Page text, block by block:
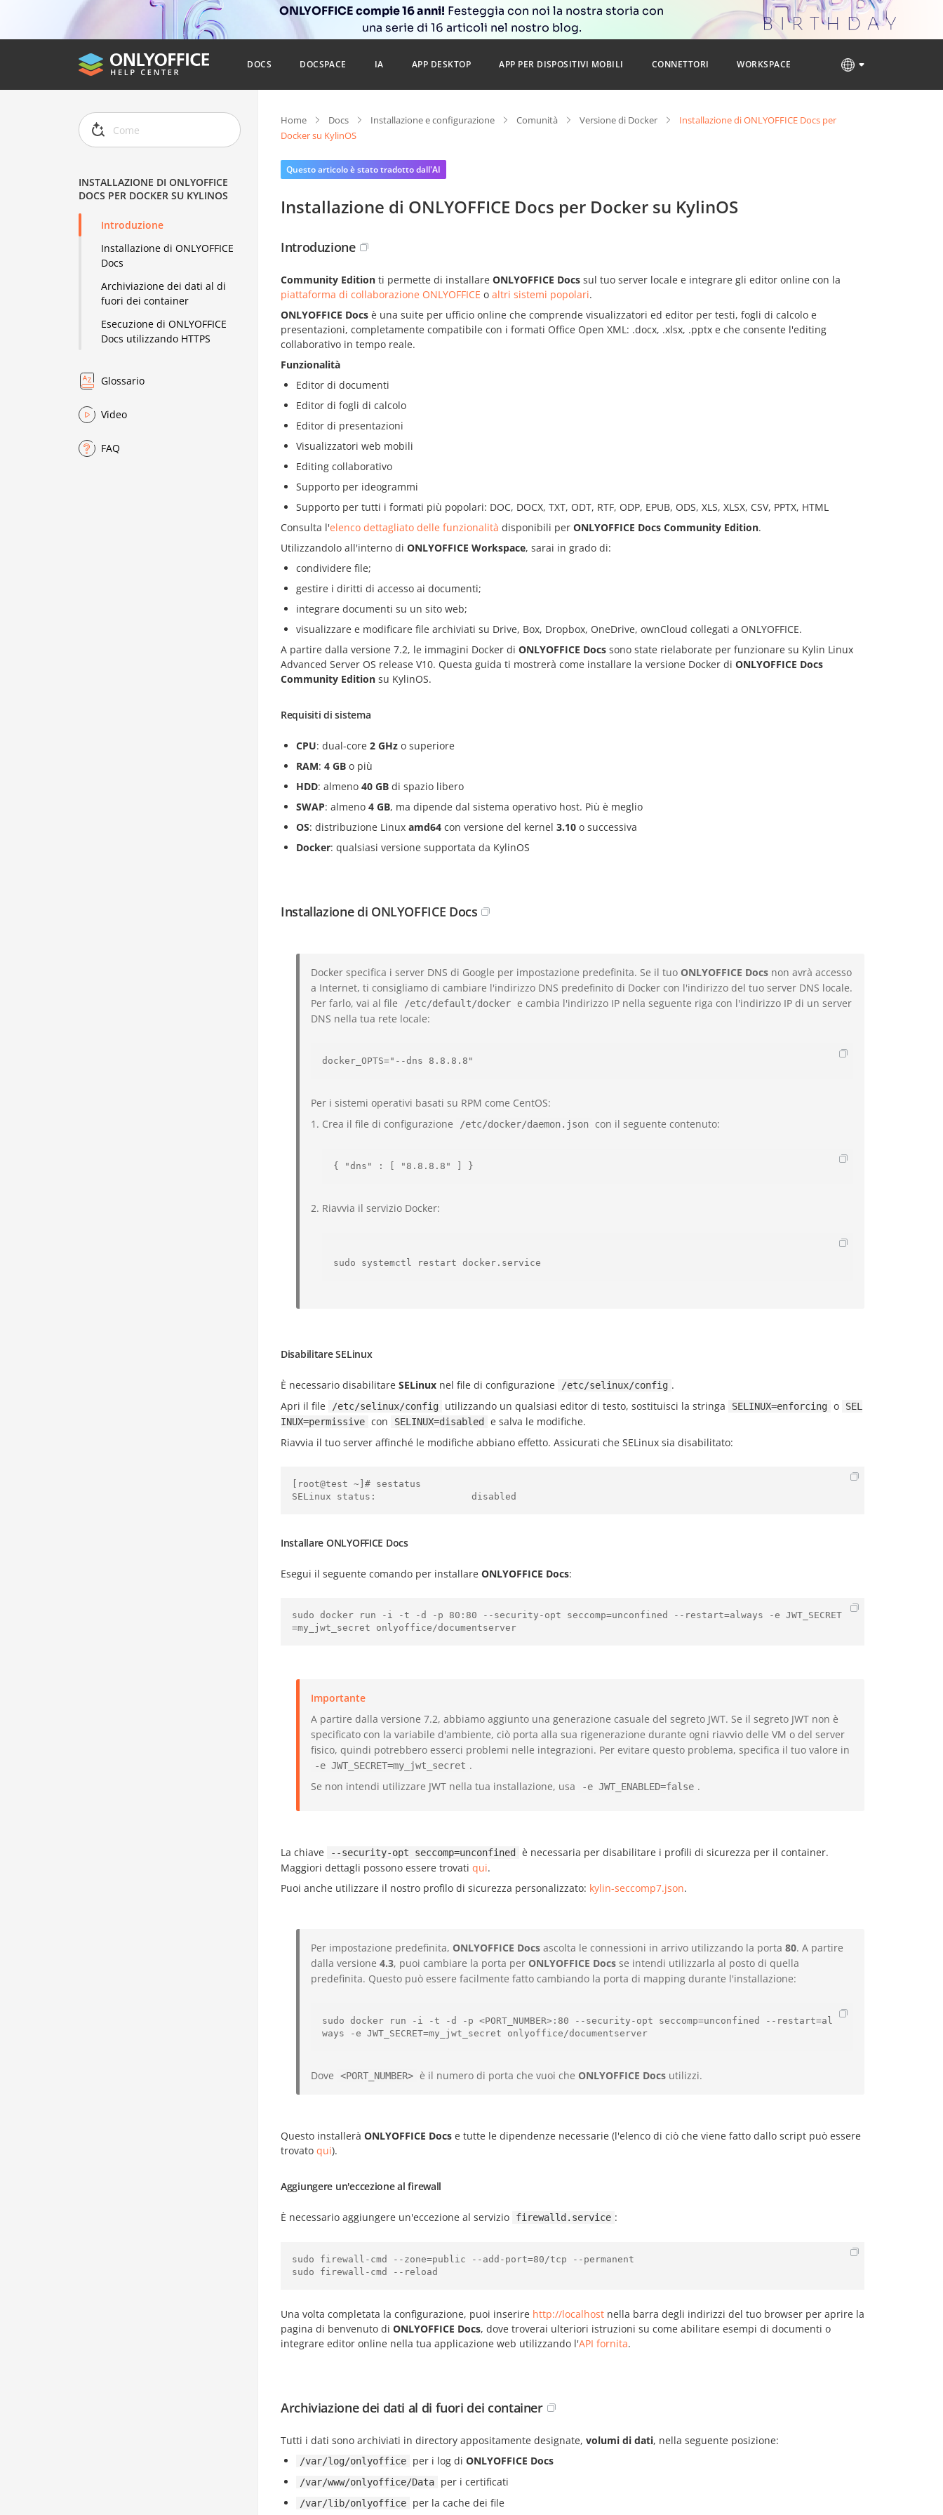
ONLYOFFICE compie 16 anni! Festeggia con noi la nostra storia con
una serie di 16 articoli nel nostro blog.
DOCS DOCSPACE IA APP DESKTOP APP PER DISPOSITIVI MOBILI CONNETTORI WORKSPACE
INSTALLAZIONE DI ONLYOFFICE
DOCS PER DOCKER SU KYLINOS
Introduzione
Installazione di ONLYOFFICE
Docs
Archiviazione dei dati al di
fuori dei container
Esecuzione di ONLYOFFICE
Docs utilizzando HTTPS
Glossario
Video
FAQ
Home Docs Installazione e configurazione Comunità Versione di Docker
Installazione di ONLYOFFICE Docs per
Docker su KylinOS
Questo articolo è stato tradotto dall'AI
Installazione di ONLYOFFICE Docs per Docker su KylinOS
Introduzione
Community Edition ti permette di installare ONLYOFFICE Docs sul tuo server locale e integrare gli editor online con la
piattaforma di collaborazione ONLYOFFICE o altri sistemi popolari.
ONLYOFFICE Docs è una suite per ufficio online che comprende visualizzatori ed editor per testi, fogli di calcolo e
presentazioni, completamente compatibile con i formati Office Open XML: .docx, .xlsx, .pptx e che consente l'editing
collaborativo in tempo reale.
Funzionalità
Editor di documenti
Editor di fogli di calcolo
Editor di presentazioni
Visualizzatori web mobili
Editing collaborativo
Supporto per ideogrammi
Supporto per tutti i formati più popolari: DOC, DOCX, TXT, ODT, RTF, ODP, EPUB, ODS, XLS, XLSX, CSV, PPTX, HTML
Consulta l'elenco dettagliato delle funzionalità disponibili per ONLYOFFICE Docs Community Edition.
Utilizzandolo all'interno di ONLYOFFICE Workspace, sarai in grado di:
condividere file;
gestire i diritti di accesso ai documenti;
integrare documenti su un sito web;
visualizzare e modificare file archiviati su Drive, Box, Dropbox, OneDrive, ownCloud collegati a ONLYOFFICE.
A partire dalla versione 7.2, le immagini Docker di ONLYOFFICE Docs sono state rielaborate per funzionare su Kylin Linux
Advanced Server OS release V10. Questa guida ti mostrerà come installare la versione Docker di ONLYOFFICE Docs
Community Edition su KylinOS.
Requisiti di sistema
CPU: dual-core 2 GHz o superiore
RAM: 4 GB o più
HDD: almeno 40 GB di spazio libero
SWAP: almeno 4 GB, ma dipende dal sistema operativo host. Più è meglio
OS: distribuzione Linux amd64 con versione del kernel 3.10 o successiva
Docker: qualsiasi versione supportata da KylinOS
Installazione di ONLYOFFICE Docs
Docker specifica i server DNS di Google per impostazione predefinita. Se il tuo ONLYOFFICE Docs non avrà accesso
a Internet, ti consigliamo di cambiare l'indirizzo DNS predefinito di Docker con l'indirizzo del tuo server DNS locale.
Per farlo, vai al file
/etc/default/docker e cambia l'indirizzo IP nella seguente riga con l'indirizzo IP di un server
DNS nella tua rete locale:
Per i sistemi operativi basati su RPM come CentOS:
Crea il file di configurazione
/etc/docker/daemon.json con il seguente contenuto:
Riavvia il servizio Docker:
Disabilitare SELinux
È necessario disabilitare SELinux nel file di configurazione /etc/selinux/config .
Apri il file
/etc/selinux/config utilizzando un qualsiasi editor di testo, sostituisci la stringa SELINUX=enforcing o
SEL
INUX=permissive con SELINUX=disabled
e salva le modifiche.
Riavvia il tuo server affinché le modifiche abbiano effetto. Assicurati che SELinux sia disabilitato:
[root@test ~]# sestatus
Installare ONLYOFFICE Docs
Esegui il seguente comando per installare ONLYOFFICE Docs:
sudo docker run -i -t -d -p 80:80 --security-opt seccomp=unconfined --restart=always -e JWT_SECRET
Importante
A partire dalla versione 7.2, abbiamo aggiunto una generazione casuale del segreto JWT. Se il segreto JWT non è
specificato con la variabile d'ambiente, ciò porta alla sua rigenerazione durante ogni riavvio delle VM o del server
fisico, quindi potrebbero esserci problemi nelle integrazioni. Per evitare questo problema, specifica il tuo valore in
-e JWT_SECRET=my_jwt_secret .
Se non intendi utilizzare JWT nella tua installazione, usa
-e JWT_ENABLED=false .
La chiave --security-opt seccomp=unconfined
è necessaria per disabilitare i profili di sicurezza per il container.
Maggiori dettagli possono essere trovati qui.
Puoi anche utilizzare il nostro profilo di sicurezza personalizzato: kylin-seccomp7.json.
Per impostazione predefinita, ONLYOFFICE Docs ascolta le connessioni in arrivo utilizzando la porta 80. A partire
dalla versione 4.3, puoi cambiare la porta per ONLYOFFICE Docs se intendi utilizzarla al posto di quella
predefinita. Questo può essere facilmente fatto cambiando la porta di mapping durante l'installazione:
sudo docker run -i -t -d -p <PORT_NUMBER>:80 --security-opt seccomp=unconfined --restart=al
ways -e JWT_SECRET=my_jwt_secret onlyoffice/documentserver
Dove <PORT_NUMBER> è il numero di porta che vuoi che ONLYOFFICE Docs utilizzi.
Questo installerà ONLYOFFICE Docs e tutte le dipendenze necessarie (l'elenco di ciò che viene fatto dallo script può essere
trovato qui).
Aggiungere un'eccezione al firewall
È necessario aggiungere un'eccezione al servizio firewalld.service :
sudo firewall-cmd --zone=public --add-port=80/tcp --permanent
sudo firewall-cmd --reload
Una volta completata la configurazione, puoi inserire http://localhost nella barra degli indirizzi del tuo browser per aprire la
pagina di benvenuto di ONLYOFFICE Docs, dove troverai ulteriori istruzioni su come abilitare esempi di documenti o
integrare editor online nella tua applicazione web utilizzando l'API fornita.
Archiviazione dei dati al di fuori dei container
Tutti i dati sono archiviati in directory appositamente designate, volumi di dati, nella seguente posizione:
/var/log/onlyoffice per i log di ONLYOFFICE Docs
/var/www/onlyoffice/Data per i certificati
/var/lib/onlyoffice per la cache dei file